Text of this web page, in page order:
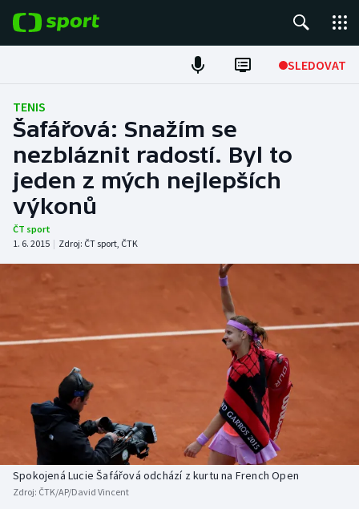
SLEDOVAT
ME v atletice
ME v plavání
Fotbal
Hokej
DALŠÍ SPORTY
Americký fotbal
Atletika
Baseball a softbal
Basketbal
Biatlon
NEPŘEHLÉDNĚTE
Soutěže
Historické návraty
Aplikace ČT sport
AZ kvíz
TENIS
Šafářová: Snažím se
nezbláznit radostí. Byl to
jeden z mých nejlepších
výkonů
ČT sport
1. 6. 2015 | Zdroj: ČT sport, ČTK
Spokojená Lucie Šafářová odchází z kurtu na French Open
Zdroj: ČTK/AP/David Vincent